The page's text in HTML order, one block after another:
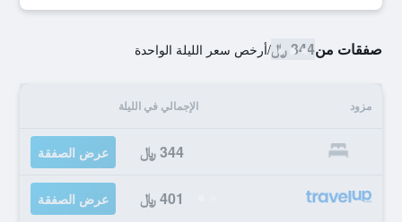
صفقات من344 ﷼ /أرخص سعر الليلة الواحدة
مزود الإجمالي في الليلة
344 ﷼ عرض الصفقة
401 ﷼ عرض الصفقة